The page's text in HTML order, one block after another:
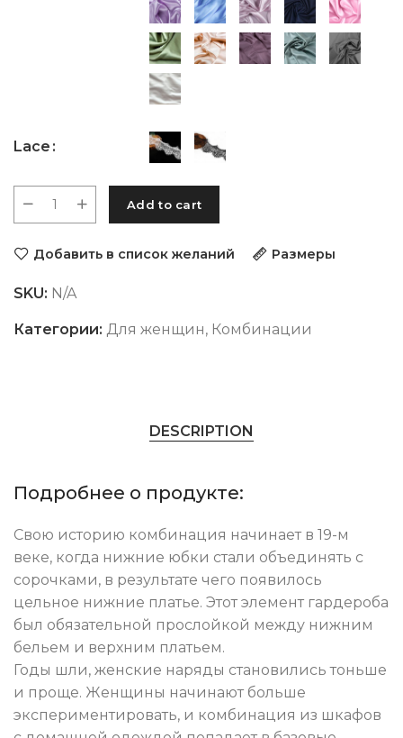
Lace
Add to cart
Добавить в список желаний Размеры
SKU: N/A
Категории: Для женщин, Комбинации
DESCRIPTION
Подробнее о продукте:
Свою историю комбинация начинает в 19-м
веке, когда нижние юбки стали объединять с
сорочками, в результате чего появилось
цельное нижние платье. Этот элемент гардероба
был обязательной прослойкой между нижним
бельем и верхним платьем.
Годы шли, женские наряды становились тоньше
и проще. Женщины начинают больше
экспериментировать, и комбинация из шкафов